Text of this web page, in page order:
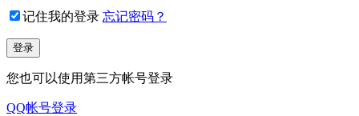
记住我的登录 忘记密码？
您也可以使用第三方帐号登录
QQ帐号登录